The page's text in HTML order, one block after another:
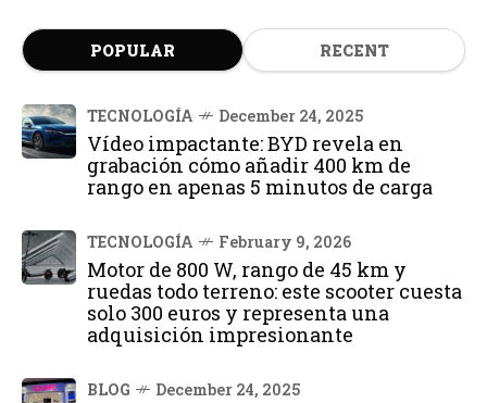
POPULAR RECENT
TECNOLOGÍA December 24, 2025
Vídeo impactante: BYD revela en
grabación cómo añadir 400 km de
rango en apenas 5 minutos de carga
TECNOLOGÍA February 9, 2026
Motor de 800 W, rango de 45 km y
ruedas todo terreno: este scooter cuesta
solo 300 euros y representa una
adquisición impresionante
BLOG December 24, 2025